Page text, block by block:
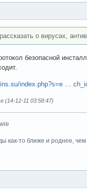
о вирусах,
безопасной
index.php?s=e …
(14-12-11 03:58:47)
как-то ближе и роднее,